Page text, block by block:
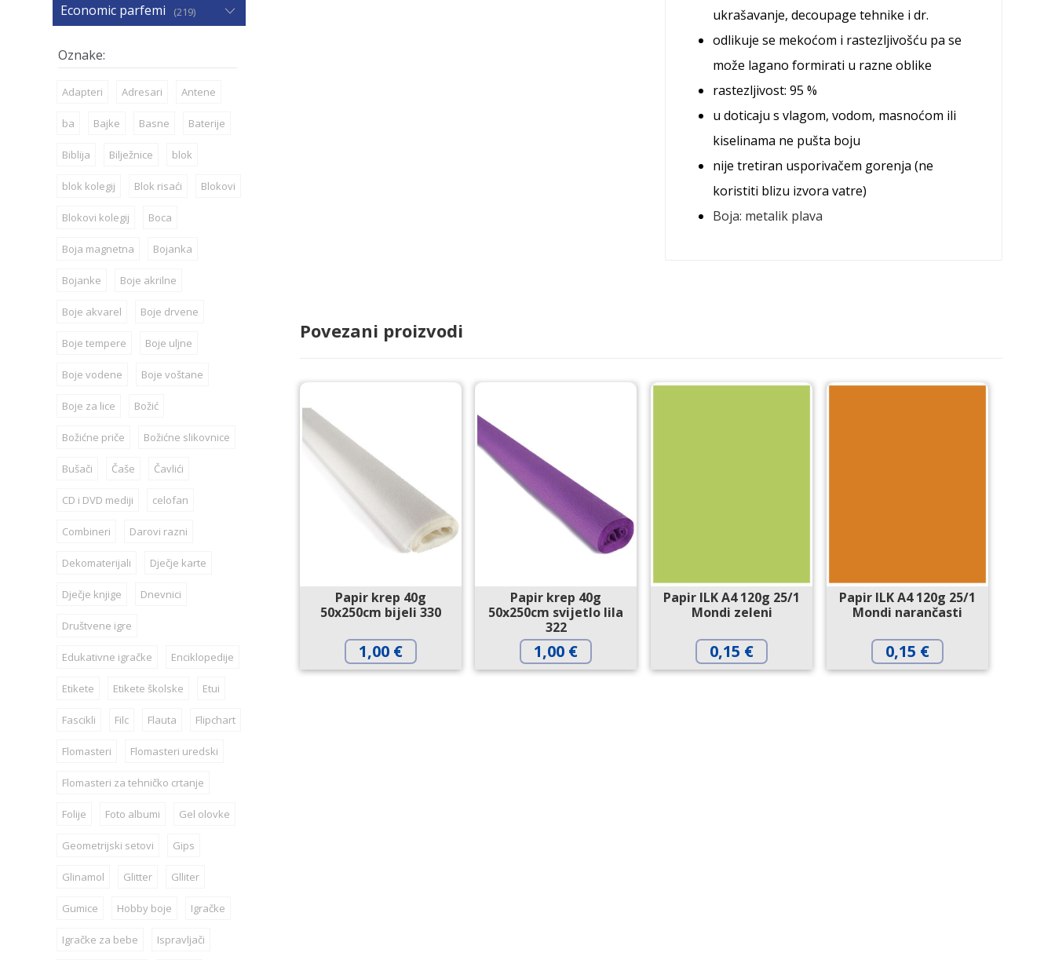
ukrašavanje, decoupage tehnike i dr.
odlikuje se mekoćom i rastezljivošću pa se
može lagano formirati u razne oblike
rastezljivost: 95 %
u doticaju s vlagom, vodom, masnoćom ili
kiselinama ne pušta boju
nije tretiran usporivačem gorenja (ne
koristiti blizu izvora vatre)
Boja: metalik plava
Povezani proizvodi
Papir krep 40g
50x250cm bijeli 330
1,00 €
Papir krep 40g
50x250cm svijetlo lila
322
1,00 €
Papir ILK A4 120g 25/1
Mondi zeleni
0,15 €
Papir ILK A4 120g 25/1
Mondi narančasti
0,15 €
Economic parfemi 219
Adapteri Adresari Antene
ba Bajke Basne Baterije
Biblija Bilježnice blok
blok kolegij Blok risaći Blokovi
Blokovi kolegij Boca
Boja magnetna Bojanka
Bojanke Boje akrilne
Boje akvarel Boje drvene
Boje tempere Boje uljne
Boje vodene Boje voštane
Boje za lice Božić
Božićne priče Božićne slikovnice
Bušači Čaše Čavlići
CD i DVD mediji celofan
Combineri Darovi razni
Dekomaterijali Dječje karte
Dječje knjige Dnevnici
Društvene igre
Edukativne igračke Enciklopedije
Etikete Etikete školske Etui
Fascikli Filc Flauta Flipchart
Flomasteri Flomasteri uredski
Flomasteri za tehničko crtanje
Folije Foto albumi Gel olovke
Geometrijski setovi Gips
Glinamol Glitter Glliter
Gumice Hobby boje Igračke
Igračke za bebe Ispravljači